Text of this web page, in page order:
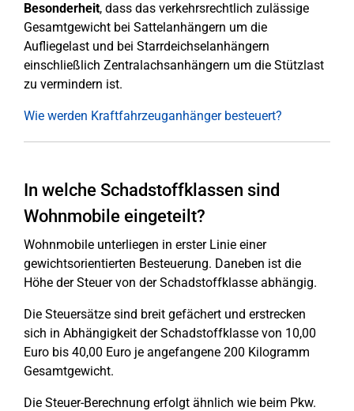
Besonderheit, dass das verkehrsrechtlich zulässige
Gesamtgewicht bei Sattelanhängern um die
Aufliegelast und bei Starrdeichselanhängern
einschließlich Zentralachsanhängern um die Stützlast
zu vermindern ist.
Wie werden Kraftfahrzeuganhänger besteuert?
In welche Schadstoffklassen sind
Wohnmobile eingeteilt?
Wohnmobile unterliegen in erster Linie einer
gewichtsorientierten Besteuerung. Daneben ist die
Höhe der Steuer von der Schadstoffklasse abhängig.
Die Steuersätze sind breit gefächert und erstrecken
sich in Abhängigkeit der Schadstoffklasse von 10,00
Euro bis 40,00 Euro je angefangene 200 Kilogramm
Gesamtgewicht.
Die Steuer-Berechnung erfolgt ähnlich wie beim Pkw.